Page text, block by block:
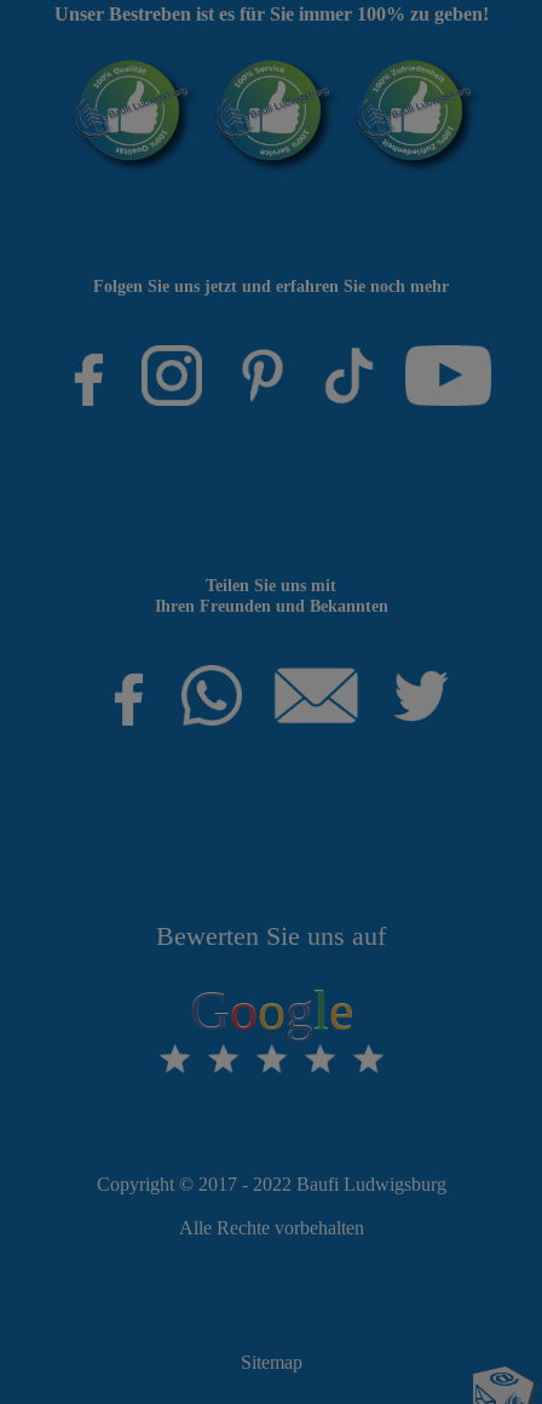
Bewerten Sie uns auf
Google
Teilen Sie uns mit
Ihren Freunden und Bekannten
Folgen Sie uns jetzt und erfahren Sie noch mehr
Unser Bestreben ist es für Sie immer 100% zu geben!
Copyright © 2017 - 2022 Baufi Ludwigsburg
Alle Rechte vorbehalten
Sitemap